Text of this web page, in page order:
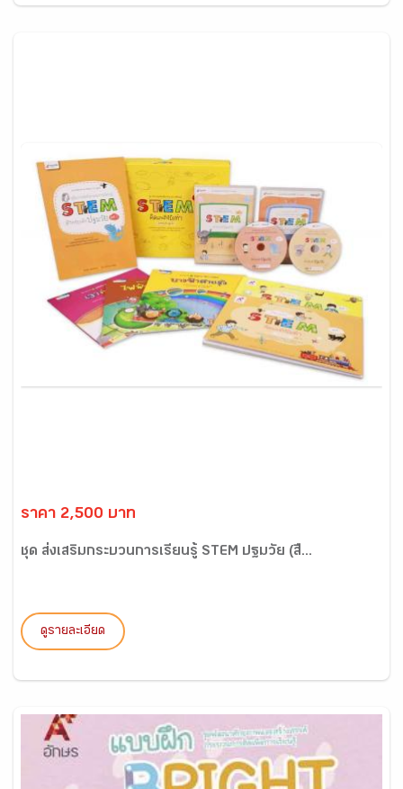
ราคา 2,500 บาท
ชุด ส่งเสริมกระบวนการเรียนรู้ STEM ปฐมวัย (สื...
ดูรายละเอียด